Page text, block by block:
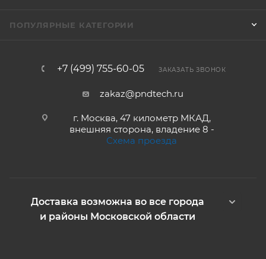
ПОПУЛЯРНЫЕ КАТЕГОРИИ
+7 (499) 755-60-05 ЗАКАЗАТЬ ЗВОНОК
zakaz@pndtech.ru
г. Москва, 47 километр МКАД,
внешняя сторона, владение 8 -
Схема проезда
Доставка возможна во все города
и районы Московской области